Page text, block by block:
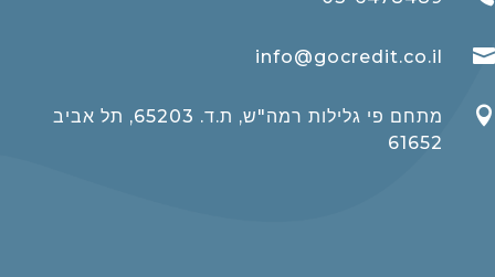

info@gocredit.co.il

מתחם פי גלילות רמה"ש, ת.ד. 65203, תל אביב
61652